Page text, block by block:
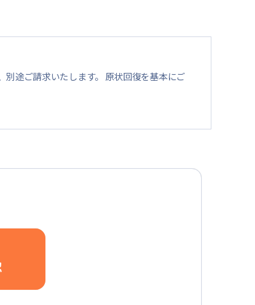
途ご請求いたします。 原状回復を基本にご